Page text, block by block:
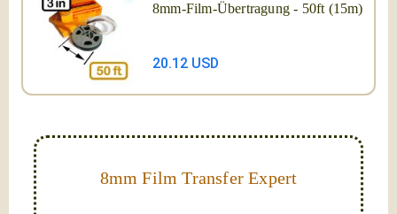
8mm-Film-Übertragung - 50ft (15m)
20.12 USD
8mm Film Transfer Expert